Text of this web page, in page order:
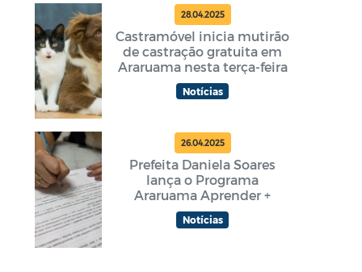
28.04.2025
Castramóvel inicia mutirão
de castração gratuita em
Araruama nesta terça-feira
Notícias
26.04.2025
Prefeita Daniela Soares
lança o Programa
Araruama Aprender +
Notícias